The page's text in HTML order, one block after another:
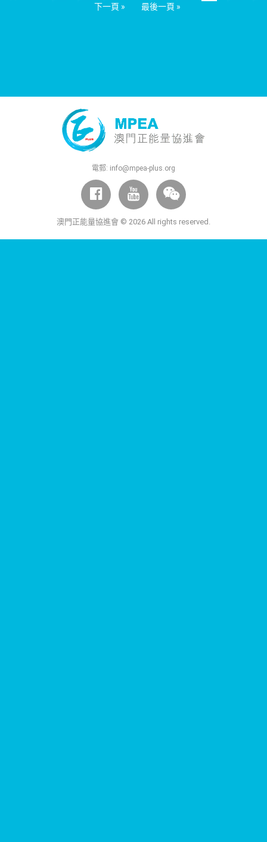
下一頁 »
最後一頁 »
電郵: info@mpea-plus.org
澳門正能量協進會 © 2026 All rights reserved.